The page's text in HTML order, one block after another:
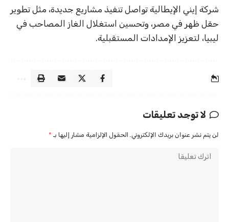
شركة إيني الإيطالية تواصل تنفيذ مشاريع جديدة، مثل تطوير
حقل ظهر في مصر، وتحسين استغلال الغاز المصاحب في
ليبيا، لتعزيز الإمدادات المستقبلية.
لا توجد تعليقات
لن يتم نشر عنوان بريدك الإلكتروني. الحقول الإلزامية مشار إليها بـ *